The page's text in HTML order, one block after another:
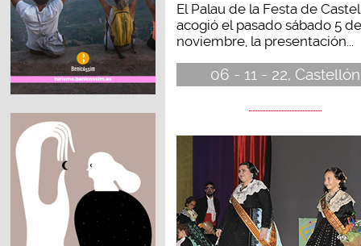
El Palau de la Festa de
acogió el pasado sábado 5 de
noviembre, la presentación...
06 - 11 - 22, Castellón